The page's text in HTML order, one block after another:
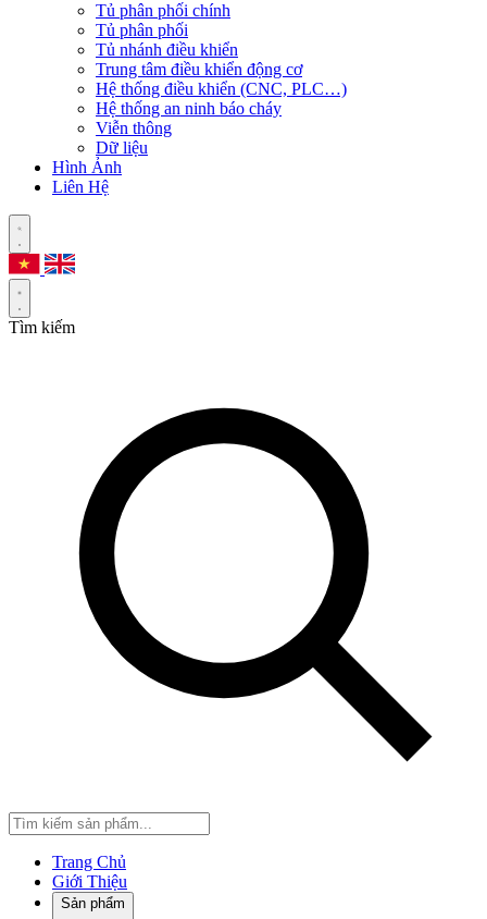
Tủ phân phối chính
Tủ phân phối
Tủ nhánh điều khiển
Trung tâm điều khiển động cơ
Hệ thống điều khiển (CNC, PLC…)
Hệ thống an ninh báo cháy
Viễn thông
Dữ liệu
Hình Ảnh
Liên Hệ
Tìm kiếm
Trang Chủ
Giới Thiệu
Sản phẩm